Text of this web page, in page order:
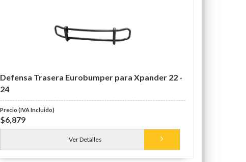
Defensa Trasera Eurobumper para Xpander 22 -
24
$6,879
Ver Detalles